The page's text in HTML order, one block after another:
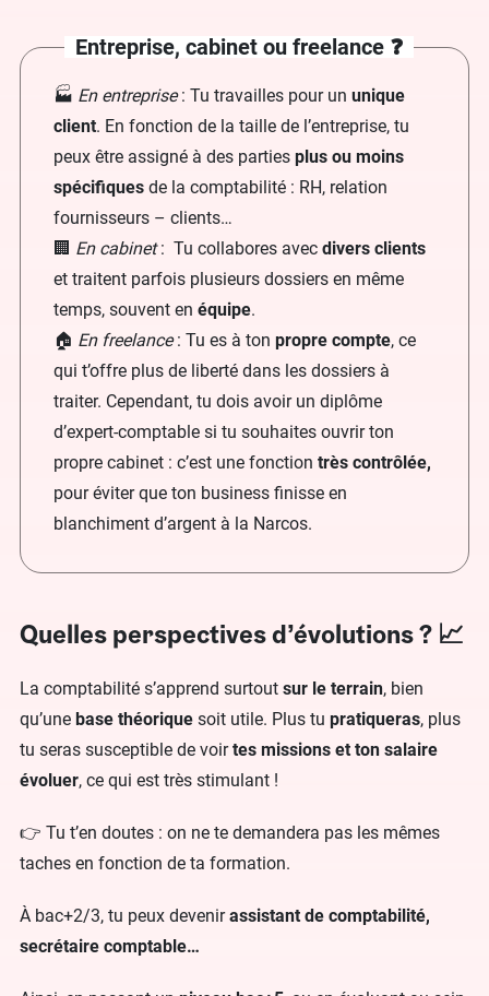
Entreprise, cabinet ou freelance ❓
🏭 En entreprise: Tu travailles pour un unique
client. En fonction de la taille de l’entreprise, tu
peux être assigné à des parties plus ou moins
spécifiques de la comptabilité : RH, relation
fournisseurs – clients…
🏢 En cabinet: Tu collabores avec divers clients
et traitent parfois plusieurs dossiers en même
temps, souvent en équipe.
🏠 En freelance: Tu es à ton propre compte, ce
qui t’offre plus de liberté dans les dossiers à
traiter. Cependant, tu dois avoir un diplôme
d’expert-comptable si tu souhaites ouvrir ton
propre cabinet : c’est une fonction très contrôlée,
pour éviter que ton business finisse en
blanchiment d’argent à la Narcos.
Quelles perspectives d’évolutions ? 📈
La comptabilité s’apprend surtout sur le terrain, bien
qu’une base théorique soit utile. Plus tu pratiqueras, plus
tu seras susceptible de voirtes missions et ton salaire
évoluer, ce qui est très stimulant !
👉 Tu t’en doutes : on ne te demandera pas les mêmes
taches en fonction de ta formation.
À bac+2/3, tu peux devenirassistant de comptabilité,
secrétaire comptable…